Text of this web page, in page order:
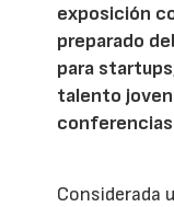
exposición
preparado
para
talento joven
Considerada